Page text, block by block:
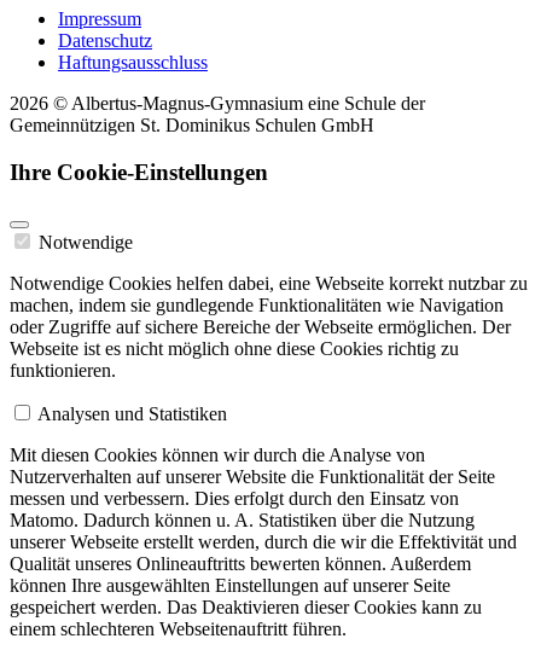
Impressum
Datenschutz
Haftungsausschluss
2026 © Albertus-Magnus-Gymnasium eine Schule der
Gemeinnützigen St. Dominikus Schulen GmbH
Ihre Cookie-Einstellungen
Notwendige
Notwendige Cookies helfen dabei, eine Webseite korrekt nutzbar zu
machen, indem sie gundlegende Funktionalitäten wie Navigation
oder Zugriffe auf sichere Bereiche der Webseite ermöglichen. Der
Webseite ist es nicht möglich ohne diese Cookies richtig zu
funktionieren.
Analysen und Statistiken
Mit diesen Cookies können wir durch die Analyse von
Nutzerverhalten auf unserer Website die Funktionalität der Seite
messen und verbessern. Dies erfolgt durch den Einsatz von
Matomo. Dadurch können u. A. Statistiken über die Nutzung
unserer Webseite erstellt werden, durch die wir die Effektivität und
Qualität unseres Onlineauftritts bewerten können. Außerdem
können Ihre ausgewählten Einstellungen auf unserer Seite
gespeichert werden. Das Deaktivieren dieser Cookies kann zu
einem schlechteren Webseitenauftritt führen.